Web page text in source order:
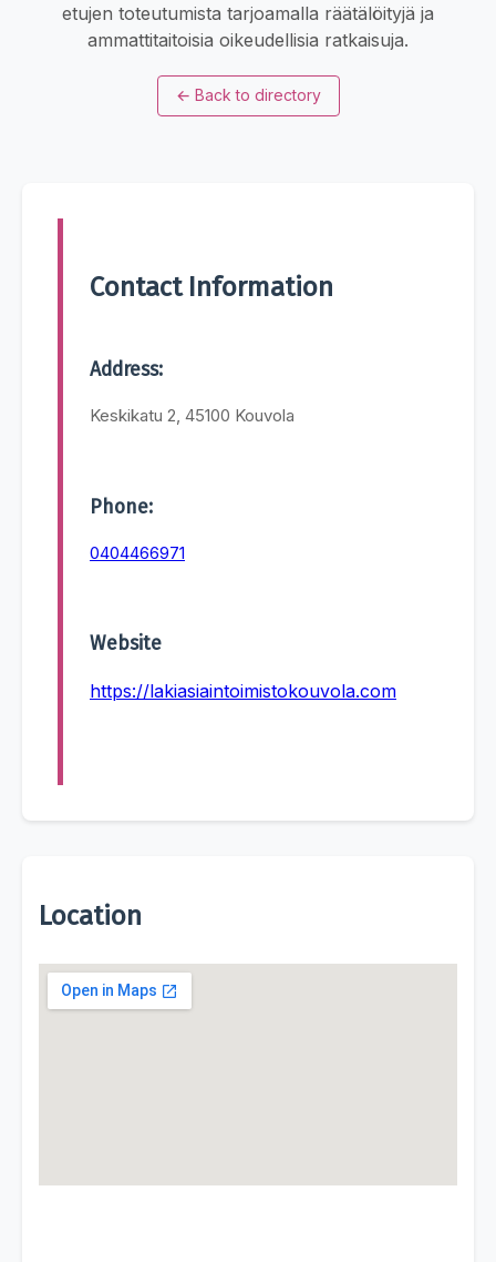
etujen toteutumista tarjoamalla räätälöityjä ja
ammattitaitoisia oikeudellisia ratkaisuja.
← Back to directory
Contact Information
Address:
Keskikatu 2, 45100 Kouvola
Phone:
0404466971
Website
https://lakiasiaintoimistokouvola.com
Location